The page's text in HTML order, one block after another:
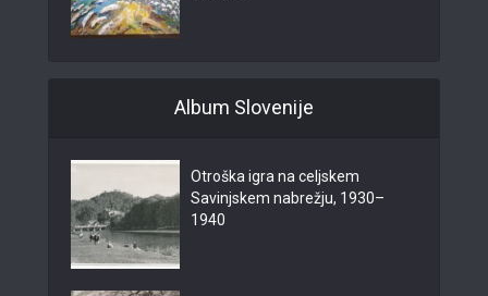
Album Slovenije
Otroška igra na celjskem
Savinjskem nabrežju, 1930–
1940